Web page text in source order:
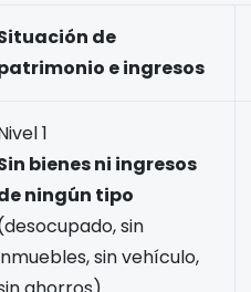
de
e ingresos
1
bienes ni ingresos
ningún tipo
sin
sin vehículo,